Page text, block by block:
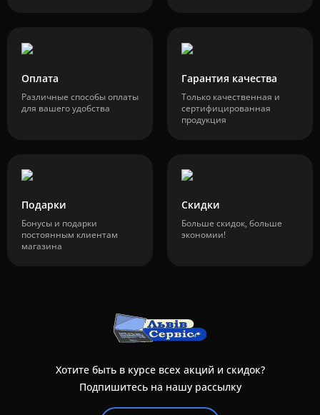
Оплата
Различные способы оплаты
для вашего удобства
Гарантия качества
Только качественная и
сертифицированная
продукция
Подарки
Бонусы и подарки
постоянным клиентам
магазина
Скидки
Больше скидок, больше
экономии!
Хотите быть в курсе всех акций и скидок?
Подпишитесь на нашу рассылку